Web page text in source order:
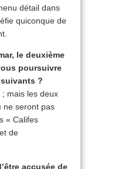
détail dans
quiconque de
le deuxième
poursuivre
?
; mais les deux
ne seront pas
« Califes
de
accusée de